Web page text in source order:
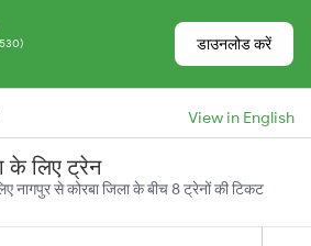
डाउनलोड करें
View in English
के लिए ट्रेन
नागपुर से कोरबा जिला के बीच 8 ट्रेनों की टिकट